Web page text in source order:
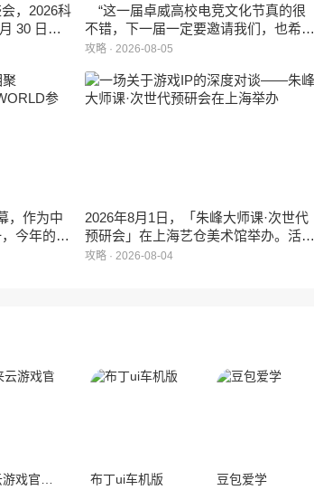
，2026科
30 日在
官方宣
上首次出
“这一届卓威高校电竞文化节真的很
不错，下一届一定要邀请我们，也希望
能给更多同学一个来到现场的机会。”
攻略 · 2026-08-05
，作为中
今年的展
厂商、媒
与惊喜的
2026年8月1日，「朱峰大师课·次世代
预研会」在上海艺仓美术馆举办。活动
面向游戏行业资深从业者、核心创作骨
攻略 · 2026-08-04
布丁ui车机版 豆包爱学